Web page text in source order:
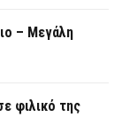
– Μεγάλη
φιλικό της